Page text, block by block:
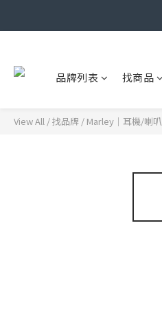
品牌列表 找商品
View All /找品牌 / Marley｜耳機/喇叭